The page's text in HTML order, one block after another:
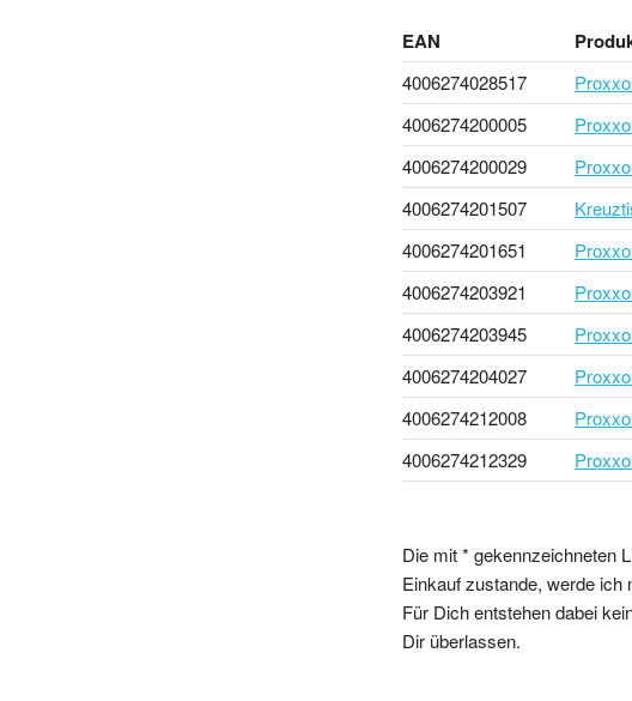
EAN
4006274028517
4006274200005
4006274200029
4006274201507
4006274201651
4006274203921
4006274203945
4006274204027
4006274212008
4006274212329
Die mit * gekennzeichneten
Einkauf zustande, werde
Für Dich entstehen dabei
Dir überlassen.